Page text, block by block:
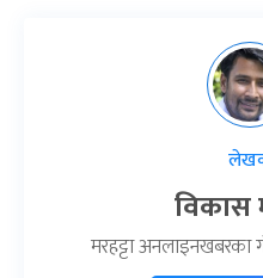
विकास
मरहट्टा अनलाइनखबरका